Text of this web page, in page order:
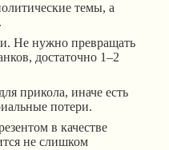
темы, а
Не нужно превращать
достаточно 1–2
прикола, иначе есть
потери.
в качестве
не слишком